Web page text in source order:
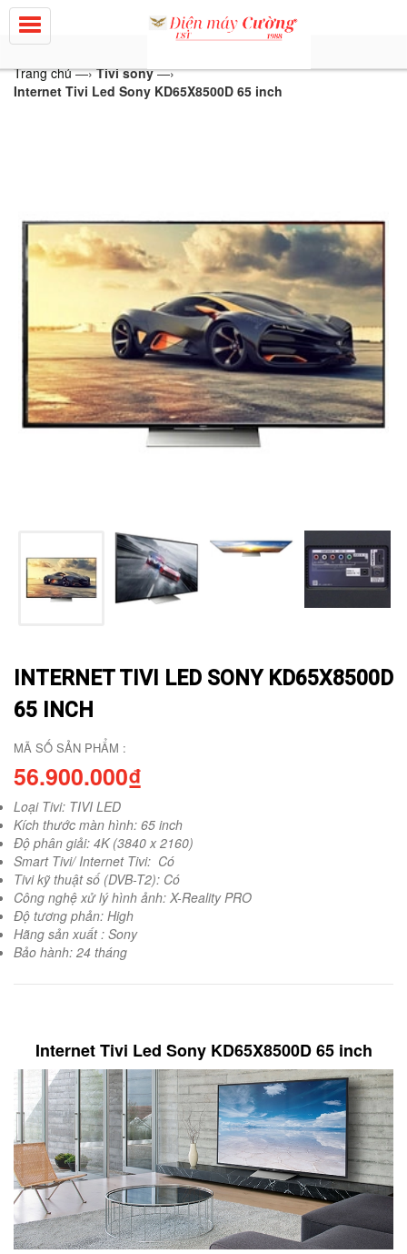
Trang chủ—› Tivi sony—›
Internet Tivi Led Sony KD65X8500D 65 inch
INTERNET TIVI LED SONY KD65X8500D
65 INCH
MÃ SỐ SẢN PHẨM :
56.900.000₫
Loại Tivi: TIVI LED
Kích thước màn hình: 65 inch
Độ phân giải: 4K (3840 x 2160)
Smart Tivi/ Internet Tivi: Có
Tivi kỹ thuật số (DVB-T2): Có
Công nghệ xử lý hình ảnh: X-Reality PRO
Độ tương phản: High
Hãng sản xuất : Sony
Bảo hành: 24 tháng
Internet Tivi Led Sony KD65X8500D 65 inch